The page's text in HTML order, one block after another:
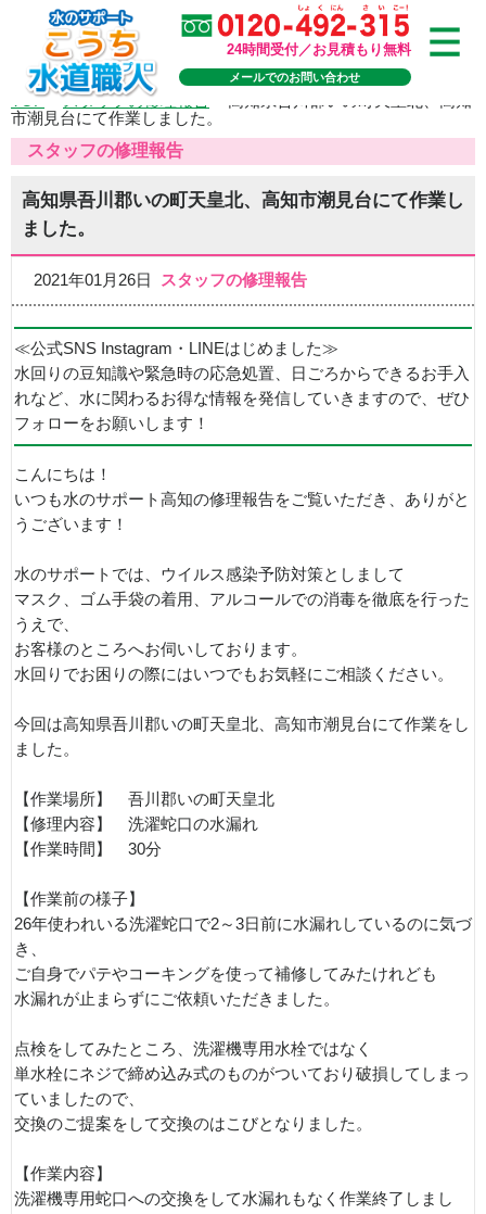
24時間受付／お見積もり無料
メールでのお問い合わせ
TOP>スタッフの修理報告
市潮見台にて作業しました。
スタッフの修理報告
高知県吾川郡いの町天皇北、高知市潮見台にて作業し
ました。
2021年01月26日 スタッフの修理報告
≪公式SNS Instagram・LINEはじめました≫
水回りの豆知識や緊急時の応急処置、日ごろからできるお手入
れなど、水に関わるお得な情報を発信していきますので、ぜひ
フォローをお願いします！
こんにちは！
いつも水のサポート高知の修理報告をご覧いただき、ありがと
うございます！
水のサポートでは、ウイルス感染予防対策としまして
マスク、ゴム手袋の着用、アルコールでの消毒を徹底を行った
うえで、
お客様のところへお伺いしております。
水回りでお困りの際にはいつでもお気軽にご相談ください。
今回は高知県吾川郡いの町天皇北、高知市潮見台にて作業をし
ました。
【作業場所】 吾川郡いの町天皇北
【修理内容】 洗濯蛇口の水漏れ
【作業時間】 30分
【作業前の様子】
26年使われいる洗濯蛇口で2～3日前に水漏れしているのに気づ
き、
ご自身でパテやコーキングを使って補修してみたけれども
水漏れが止まらずにご依頼いただきました。
点検をしてみたところ、洗濯機専用水栓ではなく
単水栓にネジで締め込み式のものがついており破損してしまっ
ていましたので、
交換のご提案をして交換のはこびとなりました。
【作業内容】
洗濯機専用蛇口への交換をして水漏れもなく作業終了しまし